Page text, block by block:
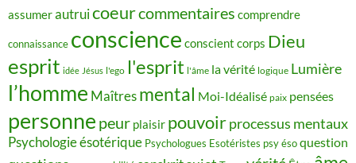
assumerautruicoeurcommentaires comprendre
connaissance conscience conscient corps Dieu
esprit idée Jésus l'ego l'esprit l'âme la vérité logique Lumière
l’homme Maîtres mental Moi-Idéalisé paix pensées
personne peur plaisir pouvoirprocessus mentaux
Psychologie ésotérique Psychologues Esotéristes psy ésoquestion